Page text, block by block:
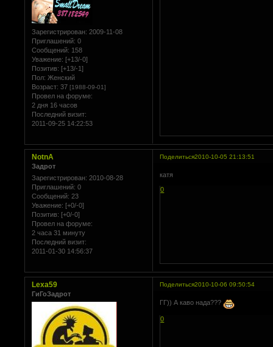
Зарегистрирован: 2009-11-08
Приглашений: 0
Сообщений: 158
Уважение: [+13/-0]
Позитив: [+13/-1]
Пол: Женский
Возраст: 37[1988-09-01]
Провел на форуме:
2 дня 16 часов
Последний визит:
2011-09-25 14:22:53
Поделиться2010-10-05 21:13:51
NotnA
Задрот
Зарегистрирован: 2010-08-28
Приглашений: 0
Сообщений: 23
Уважение: [+0/-0]
Позитив: [+0/-0]
Провел на форуме:
2 часа 31 минуту
Последний визит:
2011-01-30 14:56:37
катя
0
Поделиться2010-10-06 09:50:54
Lexa59
ГиГоЗадрот
ГГ)) А каво нада???
0